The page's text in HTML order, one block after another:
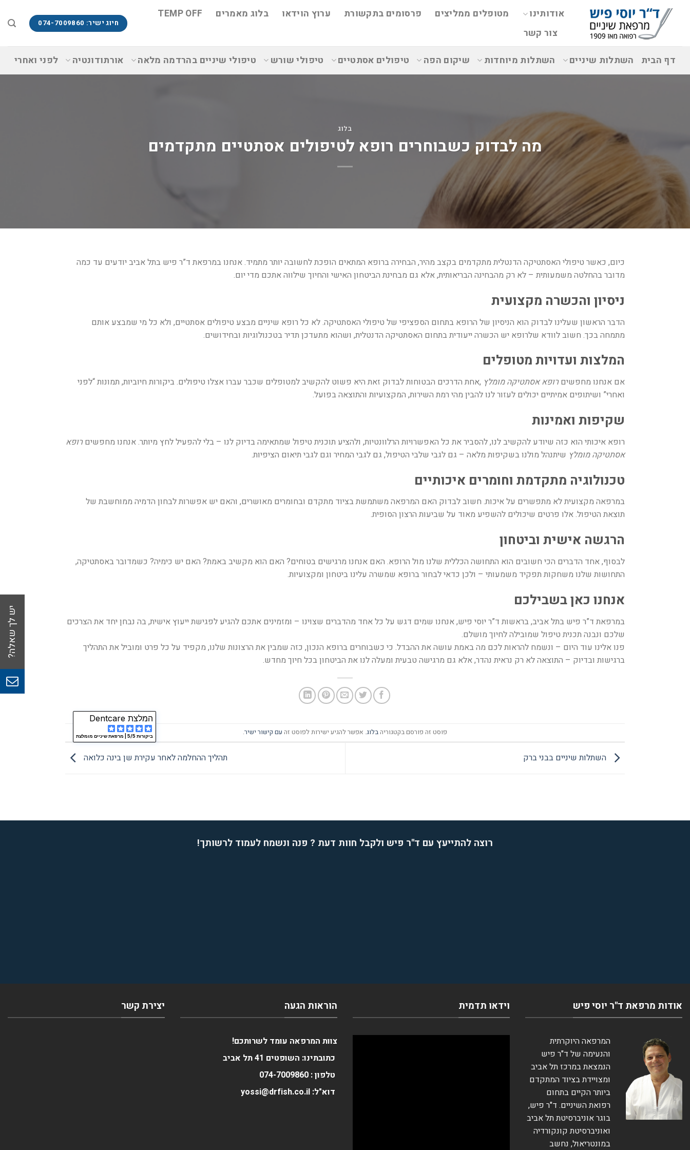
אודותינו מטופלים ממליצים פרסומים בתקשורת ערוץ הוידאו בלוג מאמרים
TEMP OFF
צור קשר
חיוג ישיר: 074-7009860
דף הבית השתלות שיניים השתלות מיוחדות שיקום הפה טיפולים אסתטיים טיפולי שורש טיפולי שיניים בהרדמה מלאה אורתודונטיה לפני ואחרי
בלוג
מה לבדוק כשבוחרים רופא לטיפולים אסתטיים מתקדמים
כיום, כאשר טיפולי האסתטיקה הדנטלית מתקדמים בקצב מהיר, הבחירה ברופא המתאים הופכת לחשובה יותר מתמיד. אנחנו במרפאת ד”ר פיש בתל אביב יודעים עד כמה
מדובר בהחלטה משמעותית – לא רק מהבחינה הבריאותית, אלא גם מבחינת הביטחון האישי והחיוך שילווה אתכם מדי יום.
ניסיון והכשרה מקצועית
הדבר הראשון שעלינו לבדוק הוא הניסיון של הרופא בתחום הספציפי של טיפולי האסתטיקה. לא כל רופא שיניים מבצע טיפולים אסתטיים, ולא כל מי שמבצע אותם
מתמחה בכך. חשוב לוודא שלרופא יש הכשרה ייעודית בתחום האסתטיקה הדנטלית, ושהוא מתעדכן תדיר בטכנולוגיות ובחידושים.
המלצות ועדויות מטופלים
אם אנחנו מחפשיםרופא אסתטיקה מומלץ ,אחת הדרכים הבטוחות לבדוק זאת היא פשוט להקשיב למטופלים שכבר עברו אצלו טיפולים. ביקורות חיוביות, תמונות “לפני
ואחרי” ושיתופים אמיתיים יכולים לעזור לנו להבין מהי רמת השירות, המקצועיות והתוצאה בפועל.
שקיפות ואמינות
רופא איכותי הוא כזה שיודע להקשיב לנו, להסביר את כל האפשרויות הרלוונטיות, ולהציע תוכנית טיפול שמתאימה בדיוק לנו – בלי להפעיל לחץ מיותר. אנחנו מחפשיםרופא
אסתטיקה מומלץ שיתנהל מולנו בשקיפות מלאה – גם לגבי שלבי הטיפול, גם לגבי המחיר וגם לגבי תיאום הציפיות.
טכנולוגיה מתקדמת וחומרים איכותיים
במרפאה מקצועית לא מתפשרים על איכות. חשוב לבדוק האם המרפאה משתמשת בציוד מתקדם ובחומרים מאושרים, והאם יש אפשרות לבחון הדמיה ממוחשבת של
תוצאת הטיפול. אלו פרטים שיכולים להשפיע מאוד על שביעות הרצון הסופית.
הרגשה אישית וביטחון
לבסוף, אחד הדברים הכי חשובים הוא התחושה הכללית שלנו מול הרופא. האם אנחנו מרגישים בטוחים? האם הוא מקשיב באמת? האם יש כימיה? כשמדובר באסתטיקה,
התחושות שלנו משחקות תפקיד משמעותי – ולכן כדאי לבחור ברופא שמשרה עלינו ביטחון ומקצועיות.
אנחנו כאן בשבילכם
במרפאת ד”ר פיש בתל אביב, בראשות ד”ר יוסי פיש, אנחנו שמים דגש על כל אחד מהדברים שצוינו – ומזמינים אתכם להגיע לפגישת ייעוץ אישית, בה נבחן יחד את הצרכים
שלכם ונבנה תכנית טיפול שמובילה לחיוך מושלם.
פנו אלינו עוד היום – ונשמח להראות לכם מה באמת עושה את ההבדל. כי כשבוחרים ברופא הנכון, כזה שמבין את הרצונות שלנו, מקפיד על כל פרט ומוביל את התהליך
ברגישות ובדיוק – התוצאה לא רק נראית נהדר, אלא גם מרגישה טבעית ומעלה לנו את הביטחון בכל חיוך מחדש.
פוסט זה פורסם בקטגוריהבלוג. אפשר להגיע ישירות לפוסט זה עם קישור ישיר.
המלצת Dentcare
ביקורות 5/5 | מרפאת שיניים מומלצת
השתלות שיניים בבני ברק תהליך ההחלמה לאחר עקירת שן בינה כלואה
רוצה להתייעץ עם ד''ר פיש ולקבל חוות דעת ? פנה ונשמח לעמוד לרשותך!
אודות מרפאת ד''ר יוסי פיש
המרפאה היוקרתית
והנעימה של ד"ר פיש
הנמצאת במרכז תל אביב
ומצויידת בציוד המתקדם
ביותר הקיים בתחום
רפואת השיניים. ד"ר פיש,
בוגר אוניברסיטת תל אביב
ואוניברסיטת קונקורדיה
במונטריאול, נחשב
וידאו תדמית הוראות הגעה
צוות המרפאה עומד לשרותכם!
כתובתינו: השופטים 41 תל אביב
טלפון : 074-7009860
דוא"ל: yossi@drfish.co.il
יצירת קשר